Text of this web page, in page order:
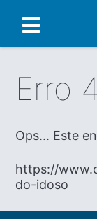
Erro
Ops... Este
https://
do-idoso